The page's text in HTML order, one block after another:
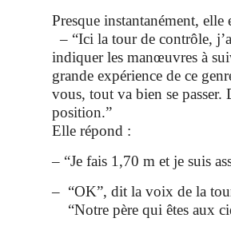
Presque instantanément,
– “Ici la tour de contrôle,
indiquer les manœuvres à
grande expérience de ce
vous, tout va bien se
position.”
Elle répond :
– “Je fais 1,70 m et je suis
– “OK”, dit la voix de la
“Notre père qui êtes aux